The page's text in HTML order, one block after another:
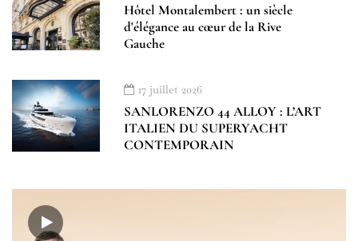
Hôtel Montalembert : un siècle
d'élégance au cœur de la Rive
Gauche
17 juillet 2026
SANLORENZO 44 ALLOY : L’ART
ITALIEN DU SUPERYACHT
CONTEMPORAIN